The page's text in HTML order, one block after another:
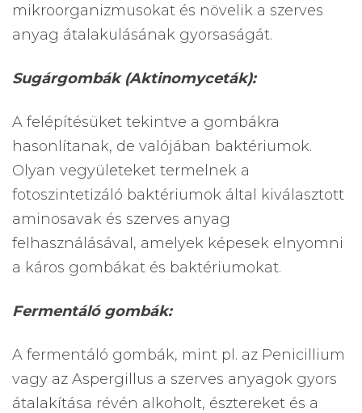
mikroorganizmusokat és növelik a szerves
anyag átalakulásának gyorsaságát.
Sugárgombák (Aktinomyceták):
A felépítésüket tekintve a gombákra
hasonlítanak, de valójában baktériumok.
Olyan vegyületeket termelnek a
fotoszintetizáló baktériumok által kiválasztott
aminosavak és szerves anyag
felhasználásával, amelyek képesek elnyomni
a káros gombákat és baktériumokat.
Fermentáló gombák:
A fermentáló gombák, mint pl. az Penicillium
vagy az Aspergillus a szerves anyagok gyors
átalakítása révén alkoholt, észtereket és a